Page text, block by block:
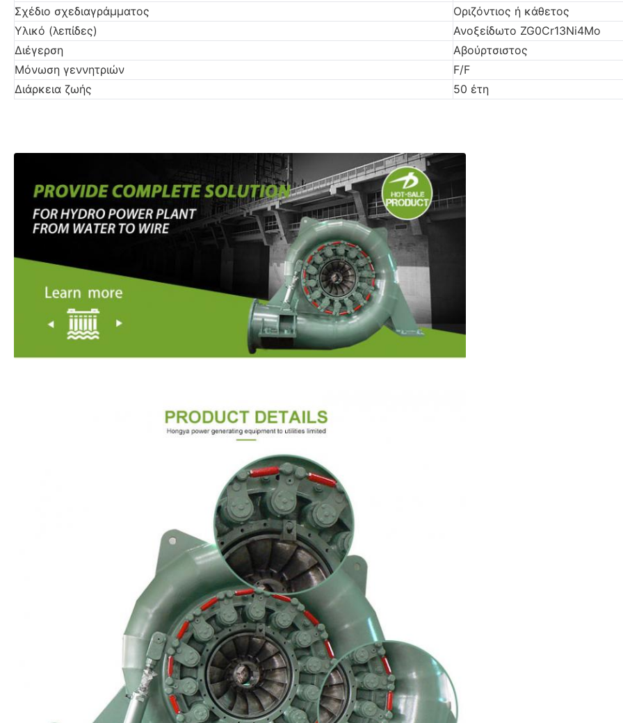
Σχέδιο σχεδιαγράμματος
Οριζόντιος ή κάθετος
Υλικό (λεπίδες)
Ανοξείδωτο ZG0Cr13Ni4Mo
Διέγερση
Αβούρτσιστος
Μόνωση γεννητριών
F/F
Διάρκεια ζωής
50 έτη